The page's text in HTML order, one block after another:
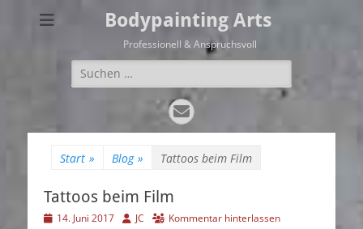
Bodypainting Arts
Professionell & Anspruchsvoll
Suchen
nach:
E-
Mail
Start » Blog » Tattoos beim Film
Tattoos beim Film
Veröffentlicht
14. Juni 2017 Autor
JC Kommentar hinterlassen